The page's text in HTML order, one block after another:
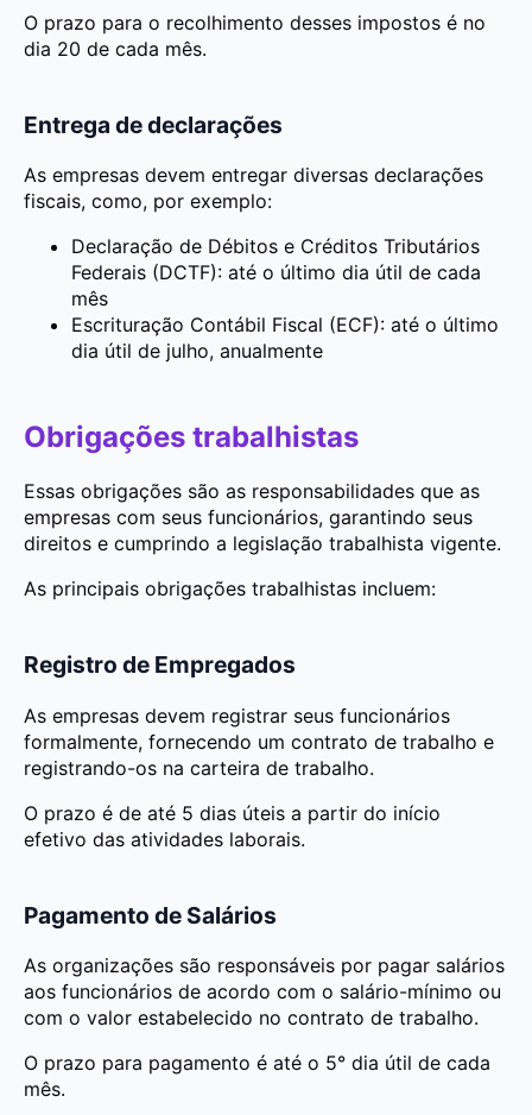
O prazo para o recolhimento desses impostos é no
dia 20 de cada mês.
Entrega de declarações
As empresas devem entregar diversas declarações
fiscais, como, por exemplo:
Declaração de Débitos e Créditos Tributários
Federais (DCTF): até o último dia útil de cada
mês
Escrituração Contábil Fiscal (ECF): até o último
dia útil de julho, anualmente
Obrigações trabalhistas
Essas obrigações são as responsabilidades que as
empresas com seus funcionários, garantindo seus
direitos e cumprindo a legislação trabalhista vigente.
As principais obrigações trabalhistas incluem:
Registro de Empregados
As empresas devem registrar seus funcionários
formalmente, fornecendo um contrato de trabalho e
registrando-os na carteira de trabalho.
O prazo é de até 5 dias úteis a partir do início
efetivo das atividades laborais.
Pagamento de Salários
As organizações são responsáveis por pagar salários
aos funcionários de acordo com o salário-mínimo ou
com o valor estabelecido no contrato de trabalho.
O prazo para pagamento é até o 5° dia útil de cada
mês.